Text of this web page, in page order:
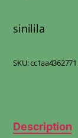
sinilila
SKU:cc1aa4362771
Description